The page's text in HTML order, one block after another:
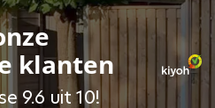
klanten
9.6 uit 10!